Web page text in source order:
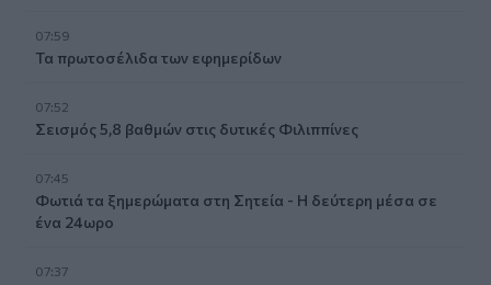
07:59
Τα πρωτοσέλιδα των εφημερίδων
07:52
Σεισμός 5,8 βαθμών στις δυτικές Φιλιππίνες
07:45
Φωτιά τα ξημερώματα στη Σητεία - Η δεύτερη μέσα σε
ένα 24ωρο
07:37